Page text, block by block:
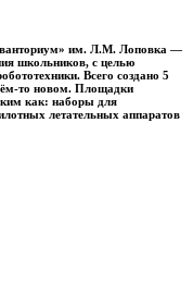
им. Л.М. Лоповка —
школьников, с целью
Всего создано 5
то новом. Площадки
как: наборы для
летательных аппаратов